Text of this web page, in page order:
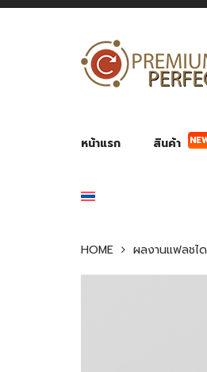
หน้าแรก สินค้า
HOME ผลงานแฟลชไ